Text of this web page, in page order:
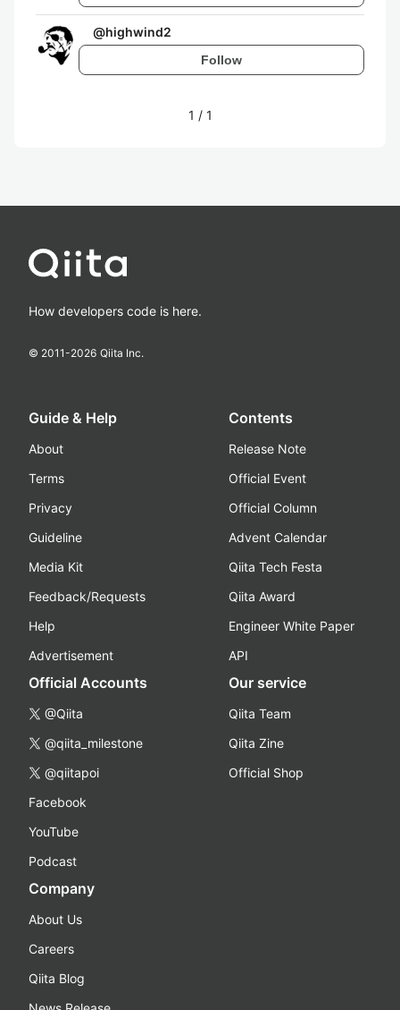
@highwind2
Follow
1 / 1
How developers code is here.
© 2011-2026 Qiita Inc.
Guide & Help
About
Terms
Privacy
Guideline
Media Kit
Feedback/Requests
Help
Advertisement
Contents
Release Note
Official Event
Official Column
Advent Calendar
Qiita Tech Festa
Qiita Award
Engineer White Paper
API
Official Accounts
@Qiita
@qiita_milestone
@qiitapoi
Facebook
YouTube
Podcast
Our service
Qiita Team
Qiita Zine
Official Shop
Company
About Us
Careers
Qiita Blog